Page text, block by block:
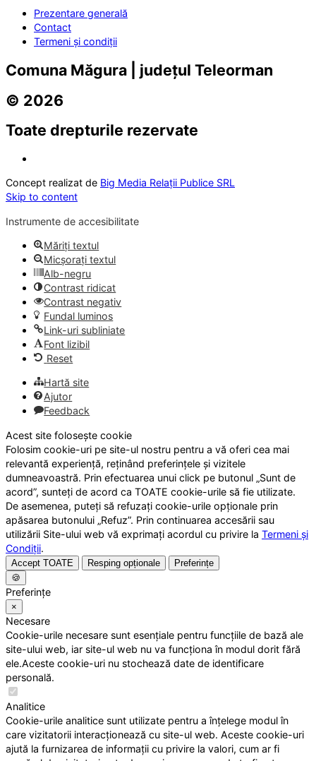
Prezentare generală
Contact
Termeni și condiții
Comuna Măgura | județul Teleorman
© 2026
Toate drepturile rezervate
Concept realizat de Big Media Relații Publice SRL
Skip to content
Instrumente de accesibilitate
Măriți textul
Micșorați textul
Alb-negru
Contrast ridicat
Contrast negativ
Fundal luminos
Link-uri subliniate
Font lizibil
Reset
Hartă site
Ajutor
Feedback
Acest site folosește cookie
Folosim cookie-uri pe site-ul nostru pentru a vă oferi cea mai
relevantă experiență, reținând preferințele și vizitele
dumneavoastră. Prin efectuarea unui click pe butonul „Sunt de
acord”, sunteți de acord ca TOATE cookie-urile să fie utilizate.
De asemenea, puteți să refuzați cookie-urile opționale prin
apăsarea butonului „Refuz”. Prin continuarea accesării sau
utilizării Site-ului web vă exprimați acordul cu privire la Termeni și
Condiții.
Accept TOATE Resping opționale
Preferințe
🍪
Preferințe
×
Necesare
Cookie-urile necesare sunt esențiale pentru funcțiile de bază ale
site-ului web, iar site-ul web nu va funcționa în modul dorit fără
ele.Aceste cookie-uri nu stochează date de identificare
personală.
Analitice
Cookie-urile analitice sunt utilizate pentru a înțelege modul în
care vizitatorii interacționează cu site-ul web. Aceste cookie-uri
ajută la furnizarea de informații cu privire la valori, cum ar fi